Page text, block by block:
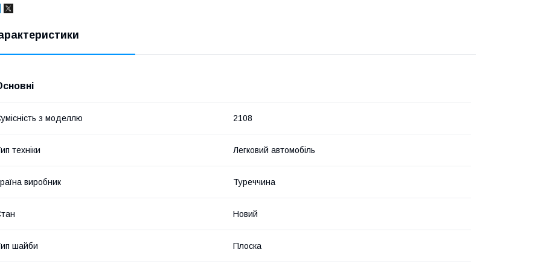
з моделлю 2108
техніки Легковий автомобіль
виробник Туреччина
Новий
шайби Плоска